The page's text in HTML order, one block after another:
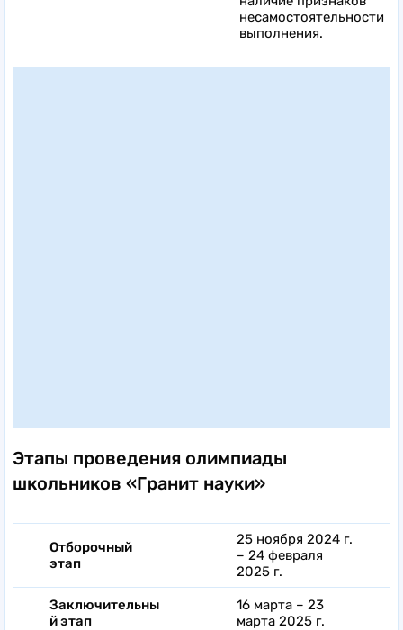
несамостоятельности
выполнения.
Этапы проведения олимпиады
школьников «Гранит науки»
Отборочный
этап
25 ноября 2024 г.
– 24 февраля
2025 г.
Заключительны
й этап
16 марта – 23
марта 2025 г.